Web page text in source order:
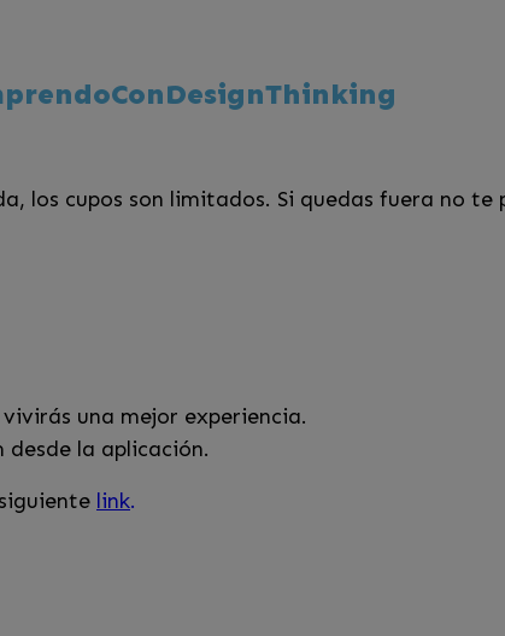
los cupos son limitados. Si quedas fuera no te
una mejor experiencia.
la aplicación.
link.